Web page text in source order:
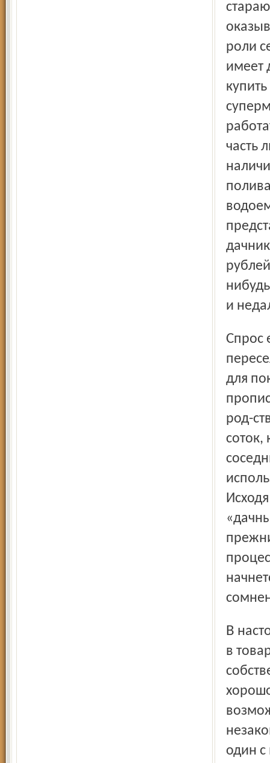
роли
имеет
часть
и
Спрос есть. Все чаще покупают землю в товариществах
для
род-
соток,
В настоящее время только около десяти процентов садов
в
один